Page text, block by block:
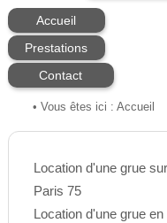
Accueil
Prestations
Contact
• Vous êtes ici : Accueil
Location d'une grue sur
Paris 75
Location d'une grue en